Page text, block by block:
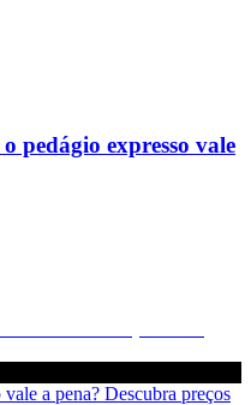
pedágio expresso vale
a pena? Descubra preços